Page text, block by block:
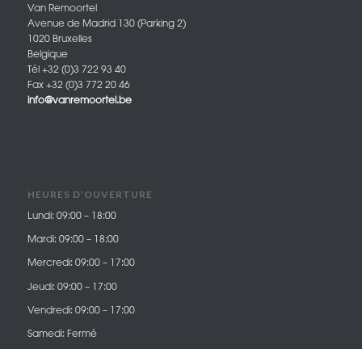
Van Remoortel
Avenue de Madrid 130 (Parking 2)
1020 Bruxelles
Belgique
Tél +32 (0)3 722 93 40
Fax +32 (0)3 772 20 46
info@vanremoortel.be
HEURES D’OUVERTURE
Lundi: 09:00 – 18:00
Mardi: 09:00 – 18:00
Mercredi: 09:00 – 17:00
Jeudi: 09:00 – 17:00
Vendredi: 09:00 – 17:00
Samedi: Fermé